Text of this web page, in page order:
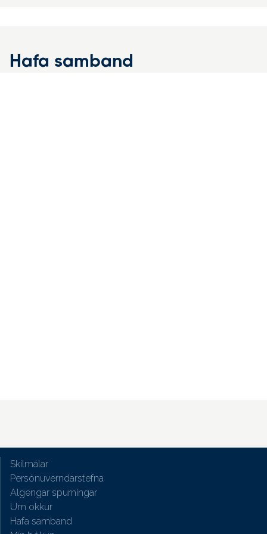
Hafa samband
Skilmálar
Persónuverndarstefna
Algengar spurningar
Um okkur
Hafa samband